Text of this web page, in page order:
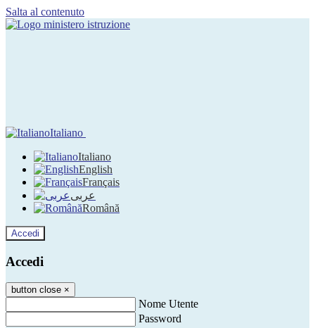
Salta al contenuto
Italiano
Italiano
English
Français
عربى
Română
Accedi
Accedi
button close ×
Nome Utente
Password